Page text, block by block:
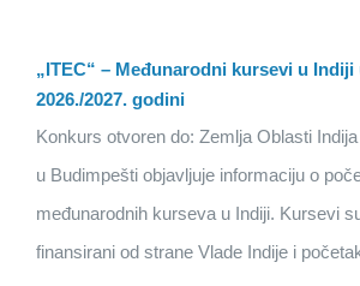
„ITEC“ – Međunarodni kursevi u Indiji
2026./2027. godini
Konkurs otvoren do: Zemlja Oblasti
u Budimpešti objavljuje informaciju o
međunarodnih kurseva u Indiji. Kursevi
finansirani od strane Vlade Indije i